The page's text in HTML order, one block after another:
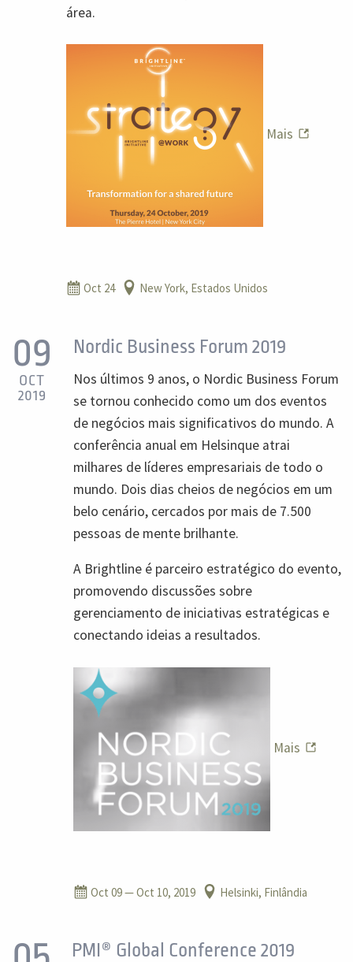
área.
Mais
Oct 24 New York, Estados Unidos
09
OCT
2019
Nordic Business Forum 2019
Nos últimos 9 anos, o Nordic Business Forum
se tornou conhecido como um dos eventos
de negócios mais significativos do mundo. A
conferência anual em Helsinque atrai
milhares de líderes empresariais de todo o
mundo. Dois dias cheios de negócios em um
belo cenário, cercados por mais de 7.500
pessoas de mente brilhante.
A Brightline é parceiro estratégico do evento,
promovendo discussões sobre
gerenciamento de iniciativas estratégicas e
conectando ideias a resultados.
Mais
Oct 09— Oct 10, 2019 Helsinki, Finlândia
PMI® Global Conference 2019